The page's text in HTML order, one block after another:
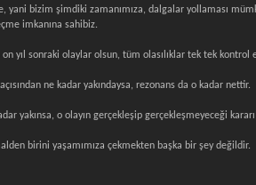
yani bizim şimdiki zamanımıza, dalgalar yollaması
imkanına sahibiz.
yıl sonraki olaylar olsun, tüm olasılıklar tek tek kontrol
ne kadar yakındaysa, rezonans da o kadar nettir.
yakınsa, o olayın gerçekleşip gerçekleşmeyeceği
birini yaşamımıza çekmekten başka bir şey değildir.